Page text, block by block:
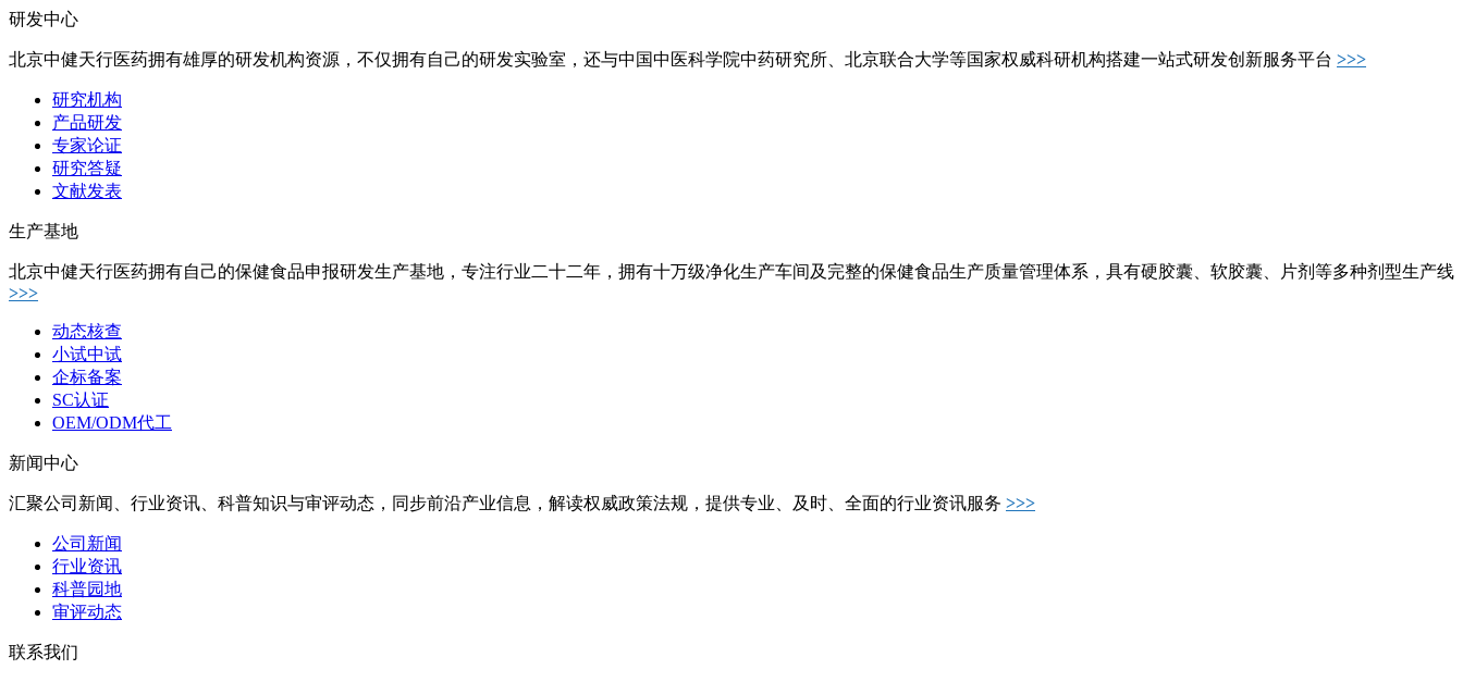
研发中心
北京中健天行医药拥有雄厚的研发机构资源，不仅拥有自己的研发实验室，还与中国中医科学院中药研究所、北京联合大学等国家权威科研机构搭建一站式研发创新服务平台 >>>
研究机构
产品研发
专家论证
研究答疑
文献发表
生产基地
北京中健天行医药拥有自己的保健食品申报研发生产基地，专注行业二十二年，拥有十万级净化生产车间及完整的保健食品生产质量管理体系，具有硬胶囊、软胶囊、片剂等多种剂型生产线
>>>
动态核查
小试中试
企标备案
SC认证
OEM/ODM代工
新闻中心
汇聚公司新闻、行业资讯、科普知识与审评动态，同步前沿产业信息，解读权威政策法规，提供专业、及时、全面的行业资讯服务 >>>
公司新闻
行业资讯
科普园地
审评动态
联系我们